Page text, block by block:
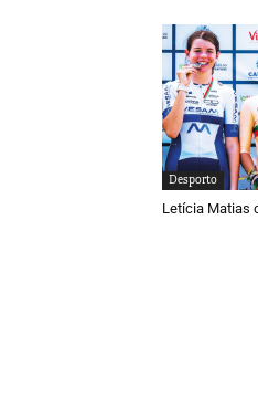
Desporto
Letícia Matias